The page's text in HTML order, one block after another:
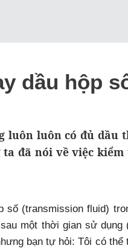
dầu hộp
luôn luôn có đủ dầu
đã nói về việc
số (transmission fluid)
một thời gian sử dụng
bạn tự hỏi: Tôi có